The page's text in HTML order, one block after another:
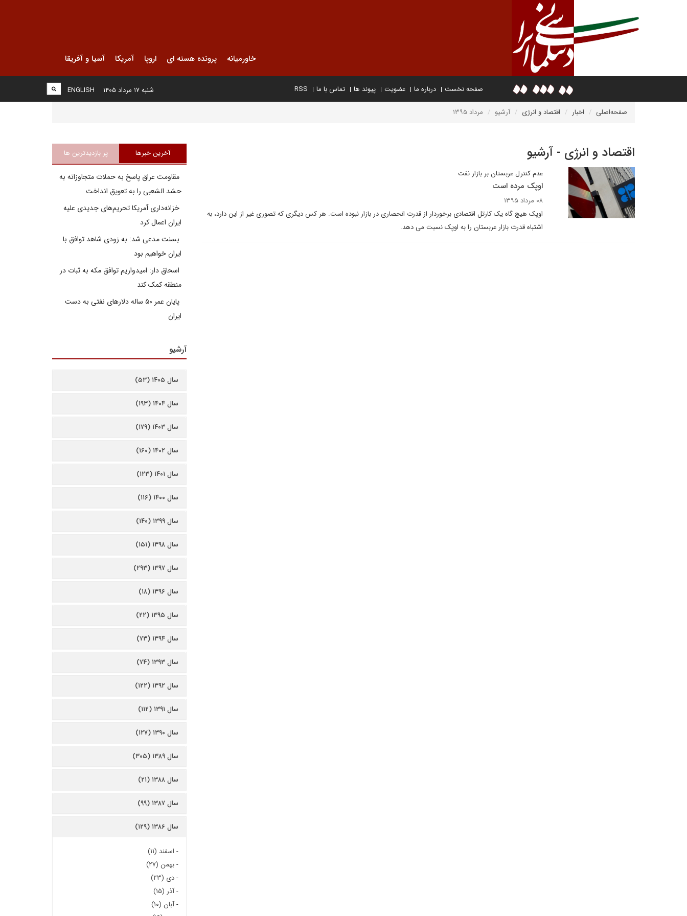
خاورمیانه پرونده هسته ای اروپا آمریکا آسیا و آفریقا
صفحه نخست درباره ما عضویت پیوند ها تماس با ما RSS
ENGLISH شنبه ۱۷ مرداد ۱۴۰۵
صفحه‌اصلی اخبار اقتصاد و انرژی آرشیو مرداد ۱۳۹۵
اقتصاد و انرژی - آرشیو
عدم کنترل عربستان بر بازار نفت
اوپک مرده است
۰۸ مرداد ۱۳۹۵
اوپک هیچ گاه یک کارتل اقتصادی برخوردار از قدرت انحصاری در بازار نبوده است. هر کس دیگری که تصوری غیر از این دارد، به
اشتباه قدرت بازار عربستان را به اوپک نسبت می دهد.
آخرین خبرها پر بازدیدترین ها
مقاومت عراق پاسخ به حملات متجاوزانه به
حشد الشعبی را به تعویق انداخت
خزانه‌داری آمریکا تحریم‌های جدیدی علیه
ایران اعمال کرد
بسنت مدعی شد: به زودی شاهد توافق با
ایران خواهیم بود
اسحاق دار: امیدواریم توافق مکه به ثبات در
منطقه کمک کند
پایان عمر ۵۰ ساله دلارهای نفتی به دست
ایران
آرشیو
سال ۱۴۰۵ (۵۳)
سال ۱۴۰۴ (۱۹۳)
سال ۱۴۰۳ (۱۷۹)
سال ۱۴۰۲ (۱۶۰)
سال ۱۴۰۱ (۱۲۳)
سال ۱۴۰۰ (۱۱۶)
سال ۱۳۹۹ (۱۴۰)
سال ۱۳۹۸ (۱۵۱)
سال ۱۳۹۷ (۲۹۳)
سال ۱۳۹۶ (۱۸)
سال ۱۳۹۵ (۲۲)
سال ۱۳۹۴ (۷۳)
سال ۱۳۹۳ (۷۴)
سال ۱۳۹۲ (۱۲۲)
سال ۱۳۹۱ (۱۱۲)
سال ۱۳۹۰ (۱۲۷)
سال ۱۳۸۹ (۳۰۵)
سال ۱۳۸۸ (۲۱)
سال ۱۳۸۷ (۹۹)
سال ۱۳۸۶ (۱۲۹)
- اسفند (۱۱)
-بهمن (۲۷)
-دی (۲۳)
-آذر (۱۵)
-آبان (۱۰)